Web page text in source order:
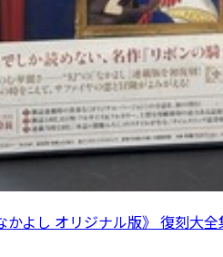
かよし オリジナル版》 復刻大